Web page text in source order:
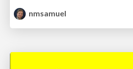
nmsamuel